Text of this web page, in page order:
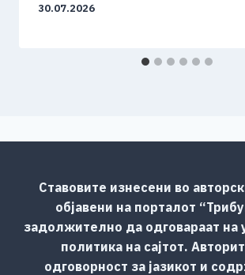
30.07.2026
Ставовите изнесени во
објавени на порталот
задолжително да одговараат на
политика на сајтот.
одговорност за јазикот и